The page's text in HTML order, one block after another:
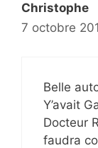
Christophe
7 octobre
Belle
Y’avait
Docteur
faudra